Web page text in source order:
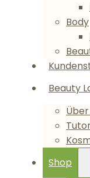
Body
Beauty
Shop